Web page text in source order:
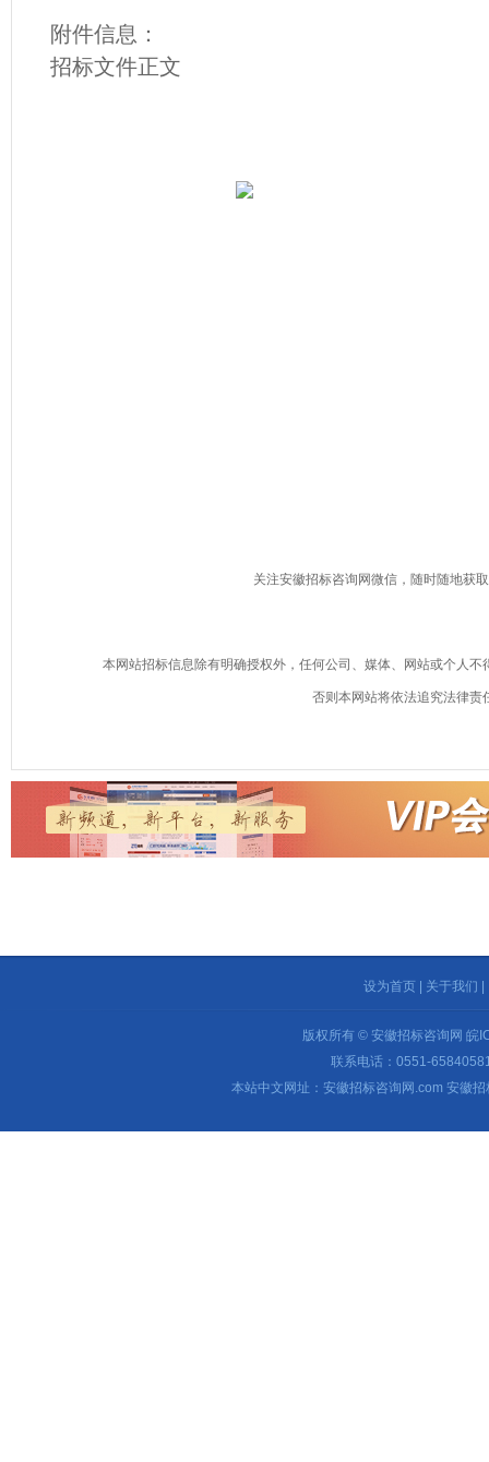
附件信息：
招标文件正文
关注安徽招标咨询网微信，随时随地获
本网站招标信息除有明确授权外，任何公司、媒体、网站或个人
否则本网站将依法追究法律责
设为首页 关于我们
版权所有 © 安徽招标咨询网 皖
联系电话：0551-
本站中文网址：安徽招标咨询网.com 安徽